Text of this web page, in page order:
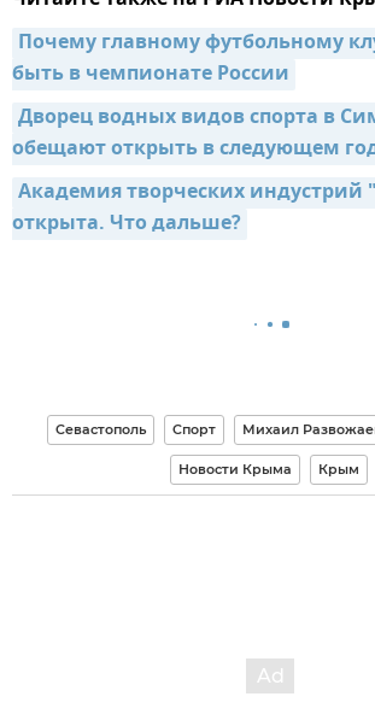
Почему главному футбольному
быть в чемпионате России
Дворец водных видов спорта в
обещают открыть в следующем
Академия творческих
открыта. Что дальше?
Севастополь Спорт Михаил
Новости Крыма Крым